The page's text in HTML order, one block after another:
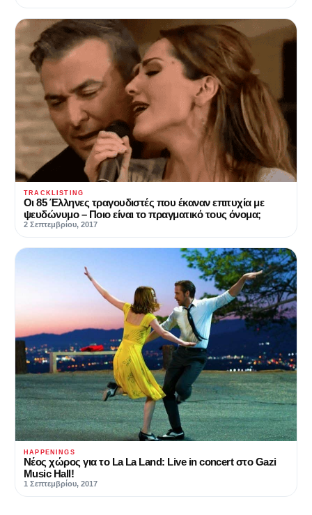
TRACKLISTING
Οι 85 Έλληνες τραγουδιστές που έκαναν επιτυχία με
ψευδώνυμο – Ποιο είναι το πραγματικό τους όνομα;
2 Σεπτεμβρίου, 2017
HAPPENINGS
Νέος χώρος για το La La Land: Live in concert στο Gazi
Music Hall!
1 Σεπτεμβρίου, 2017